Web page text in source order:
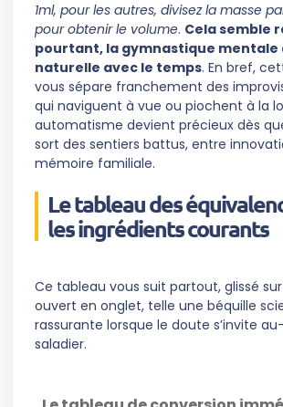
1ml, pour les autres, divisez la masse
pour obtenir le volume. Cela semble
pourtant, la gymnastique mentale
naturelle avec le temps. En bref,
vous sépare franchement des
qui naviguent à vue ou piochent à la
automatisme devient précieux dès
sort des sentiers battus, entre
mémoire familiale.
Le tableau des
les ingrédients courants
Ce tableau vous suit partout, glissé
ouvert en onglet, telle une béquille
rassurante lorsque le doute s’invite
saladier.